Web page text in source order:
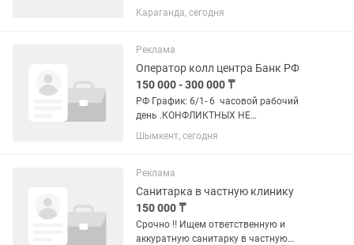
дошкольным образованием стаж от 3
лет уметь вести занятия полноценно
циклограммой любить детей...
Караганда, сегодня
Реклама
Оператор колл центра Банк РФ
150 000 - 300 000 ₸
РФ График: 6/1- 6 часовой рабочий
день .КОНФЛИКТНЫХ НЕ
ПРИНИМАЕМ. .ПРИНИМАЕМ ОТ 18
ЛЕТ. .СТУДЕНТОВ И ЗАОЧНИКОВ НЕ
СЧЕТАХ НЕ ПРИНИМАЕМ. .С
МАКБУКОМ НЕ ПРИНИМАЕМ.
.ВИНДОВС...
Шымкент, сегодня
Реклама
Санитарка в частную клинику
150 000 ₸
Срочно ‼️ Ищем ответственную и
аккуратную санитарку в частную